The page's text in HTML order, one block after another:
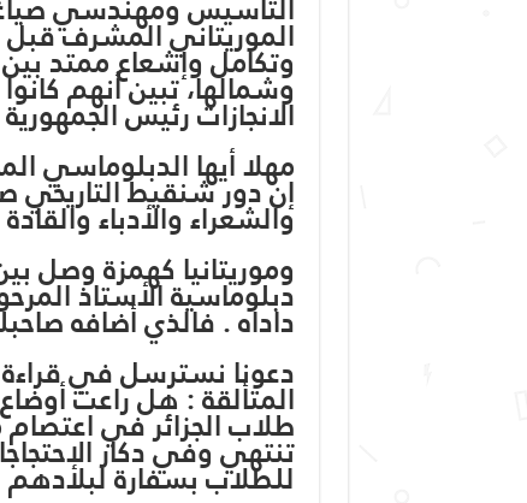
الموريتاني المشرف
وتكامل وإشعاع ممتد
وشمالها، تبين أنهم
الانجازات رئيس
مهلا أيها الدبلوماسي
إن دور شنقيط التاريخي
والشعراء والأدباء
وموريتانيا كهمزة وصل
دبلوماسية الأستاذ
داداه . فالذي أضافه
دعونا نسترسل في قراءة
المتألقة : هل راعت
طلاب الجزائر في
تنتهي وفي دكار
للطلاب بسفارة لبلادهم